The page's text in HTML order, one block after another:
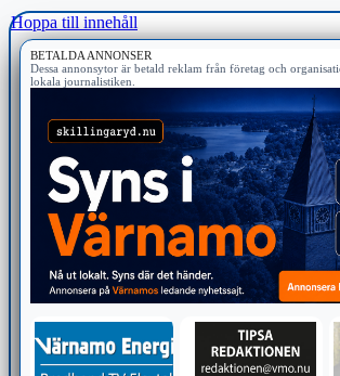
Hoppa till innehåll
BETALDA ANNONSER
Dessa annonsytor är betald reklam från företag och
lokala journalistiken.